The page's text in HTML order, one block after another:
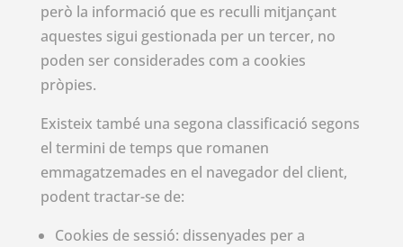
però la informació que es reculli mitjançant
aquestes sigui gestionada per un tercer, no
poden ser considerades com a cookies
pròpies.
Existeix també una segona classificació segons
el termini de temps que romanen
emmagatzemades en el navegador del client,
podent tractar-se de:
Cookies de sessió: dissenyades per a